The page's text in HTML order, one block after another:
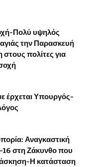
Πολύ υψηλός
την Παρασκευή
πολίτες για
έρχεται Υπουργός-
Αναγκαστική
στη Ζάκυνθο που
άσκηση-Η κατάσταση